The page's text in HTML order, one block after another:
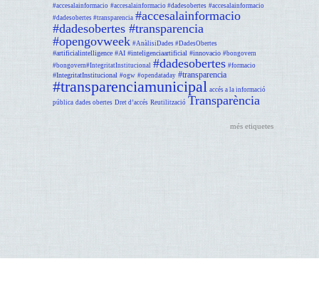
#accesalainformacio #accesalainformacio #dadesobertes #accesalainformacio
#dadesobertes #transparencia #accesalainformacio
#dadesobertes #transparencia
#opengovweek #AnàlisiDades #DadesObertes
#artificialintelligence #AI #inteligenciaartificial #innovacio #bongovern
#bongovern#IntegritatInstitucional #dadesobertes #formacio
#IntegritatInstitucional #ogw #opendataday #transparencia
#transparenciamunicipal accés a la informació
pública dades obertes Dret d’accés Reutilització Transparència
més etiquetes